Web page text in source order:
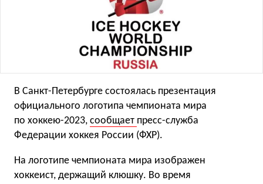
В Санкт-Петербурге состоялась презентация
официального логотипа чемпионата мира
по хоккею-2023, сообщает пресс-служба
Федерации хоккея России (ФХР).
На логотипе чемпионата мира изображен
хоккеист, держащий клюшку. Во время